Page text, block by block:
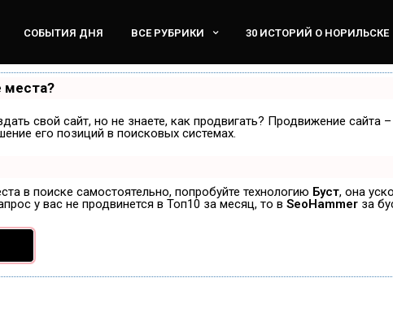
СОБЫТИЯ ДНЯ ВСЕ РУБРИКИ 30 ИСТОРИЙ О НОРИЛЬСКЕ
места?
свой сайт, но не знаете, как продвигать? Продвижение
его позиций в поисковых системах.
в поиске самостоятельно, попробуйте технологию Буст, она
у вас не продвинется в Топ10 за месяц, то в SeoHammer за